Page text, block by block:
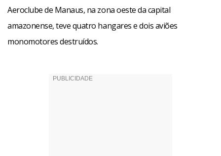
Aeroclube de Manaus, na zona oeste da capital
amazonense, teve quatro hangares e dois aviões
monomotores destruídos.